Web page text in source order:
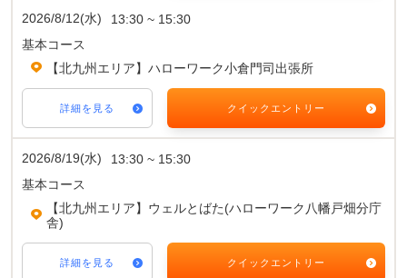
2026/8/12(水)
13:30 ~ 15:30
基本コース
【北九州エリア】ハローワーク小倉門司出張所
詳細を見る クイックエントリー
2026/8/19(水)
13:30 ~ 15:30
基本コース
【北九州エリア】ウェルとばた(ハローワーク八幡戸畑分庁
舎)
詳細を見る クイックエントリー